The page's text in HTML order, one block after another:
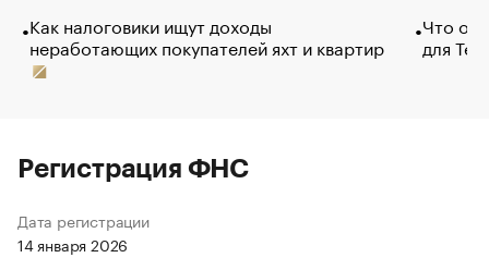
Как налоговики ищут доходы
неработающих покупателей яхт и квартир
Что
для
Регистрация ФНС
Дата регистрации
14 января 2026